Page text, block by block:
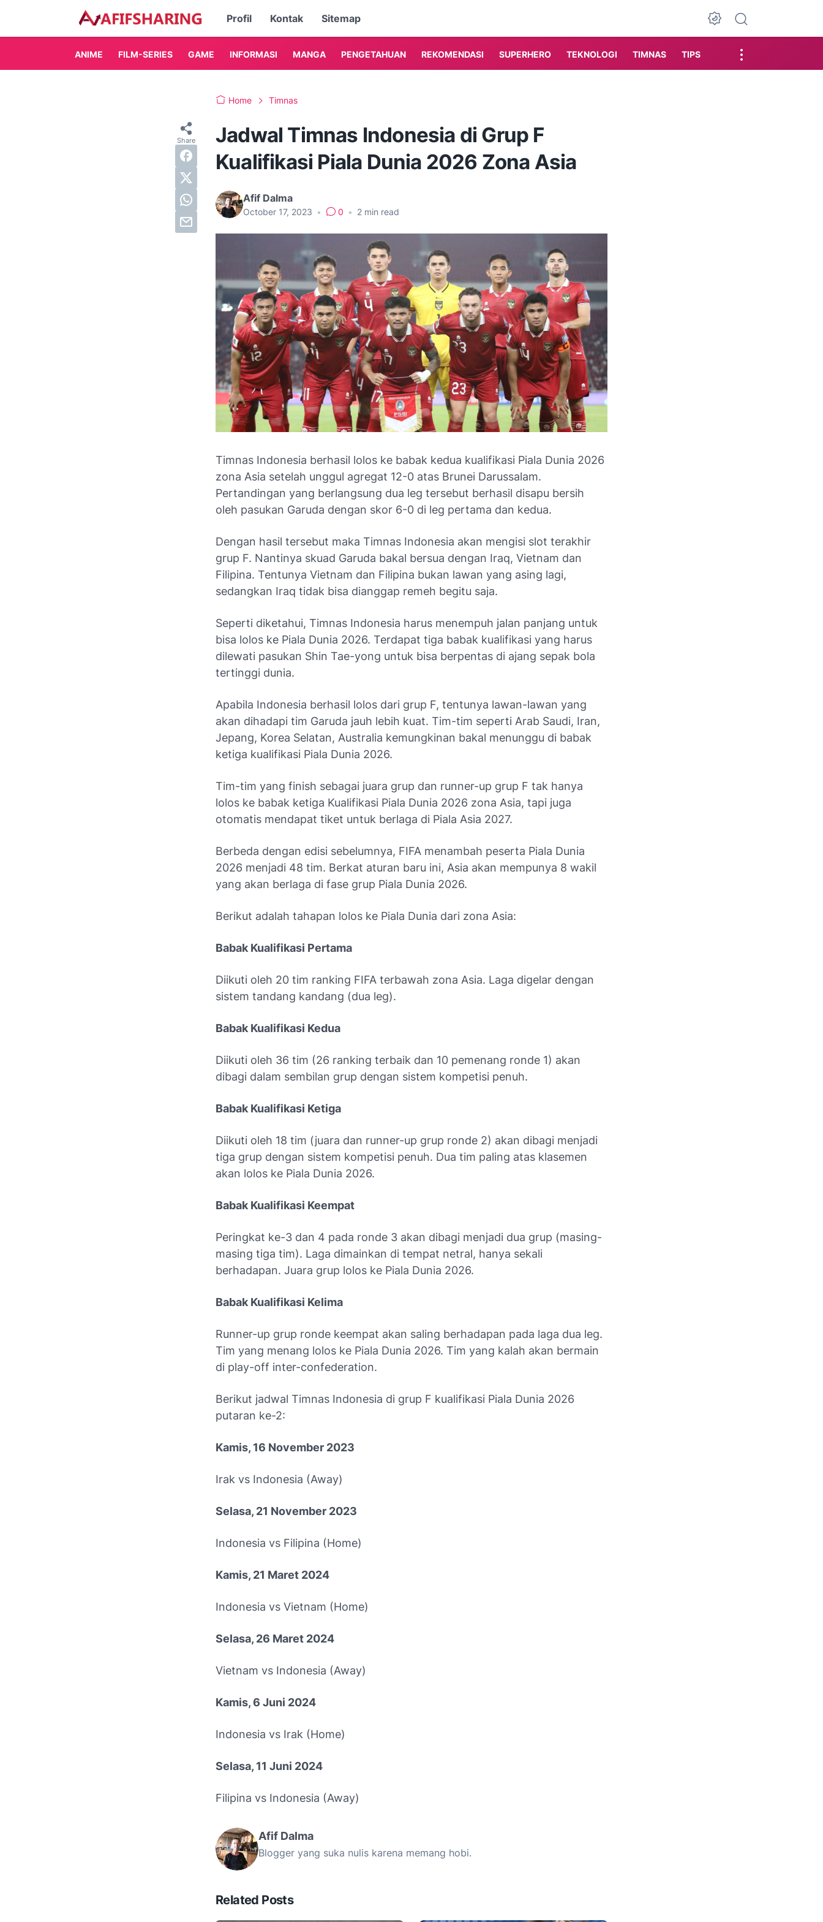
Profil Kontak Sitemap
Dark Mode
ANIME FILM-SERIES GAME INFORMASI MANGA PENGETAHUAN REKOMENDASI SUPERHERO TEKNOLOGI TIMNAS TIPS
Home Timnas
Jadwal Timnas Indonesia di Grup F
Kualifikasi Piala Dunia 2026 Zona Asia
Afif Dalma
October 17, 2023 • 0 • 2 min read
Timnas Indonesia berhasil lolos ke babak kedua kualifikasi Piala Dunia 2026
zona Asia setelah unggul agregat 12-0 atas Brunei Darussalam.
Pertandingan yang berlangsung dua leg tersebut berhasil disapu bersih
oleh pasukan Garuda dengan skor 6-0 di leg pertama dan kedua.
Dengan hasil tersebut maka Timnas Indonesia akan mengisi slot terakhir
grup F. Nantinya skuad Garuda bakal bersua dengan Iraq, Vietnam dan
Filipina. Tentunya Vietnam dan Filipina bukan lawan yang asing lagi,
sedangkan Iraq tidak bisa dianggap remeh begitu saja.
Seperti diketahui, Timnas Indonesia harus menempuh jalan panjang untuk
bisa lolos ke Piala Dunia 2026. Terdapat tiga babak kualifikasi yang harus
dilewati pasukan Shin Tae-yong untuk bisa berpentas di ajang sepak bola
tertinggi dunia.
Apabila Indonesia berhasil lolos dari grup F, tentunya lawan-lawan yang
akan dihadapi tim Garuda jauh lebih kuat. Tim-tim seperti Arab Saudi, Iran,
Jepang, Korea Selatan, Australia kemungkinan bakal menunggu di babak
ketiga kualifikasi Piala Dunia 2026.
Tim-tim yang finish sebagai juara grup dan runner-up grup F tak hanya
lolos ke babak ketiga Kualifikasi Piala Dunia 2026 zona Asia, tapi juga
otomatis mendapat tiket untuk berlaga di Piala Asia 2027.
Berbeda dengan edisi sebelumnya, FIFA menambah peserta Piala Dunia
2026 menjadi 48 tim. Berkat aturan baru ini, Asia akan mempunya 8 wakil
yang akan berlaga di fase grup Piala Dunia 2026.
Berikut adalah tahapan lolos ke Piala Dunia dari zona Asia:
Babak Kualifikasi Pertama
Diikuti oleh 20 tim ranking FIFA terbawah zona Asia. Laga digelar dengan
sistem tandang kandang (dua leg).
Babak Kualifikasi Kedua
Diikuti oleh 36 tim (26 ranking terbaik dan 10 pemenang ronde 1) akan
dibagi dalam sembilan grup dengan sistem kompetisi penuh.
Babak Kualifikasi Ketiga
Diikuti oleh 18 tim (juara dan runner-up grup ronde 2) akan dibagi menjadi
tiga grup dengan sistem kompetisi penuh. Dua tim paling atas klasemen
akan lolos ke Piala Dunia 2026.
Babak Kualifikasi Keempat
Peringkat ke-3 dan 4 pada ronde 3 akan dibagi menjadi dua grup (masing-
masing tiga tim). Laga dimainkan di tempat netral, hanya sekali
berhadapan. Juara grup lolos ke Piala Dunia 2026.
Babak Kualifikasi Kelima
Runner-up grup ronde keempat akan saling berhadapan pada laga dua leg.
Tim yang menang lolos ke Piala Dunia 2026. Tim yang kalah akan bermain
di play-off inter-confederation.
Berikut jadwal Timnas Indonesia di grup F kualifikasi Piala Dunia 2026
putaran ke-2:
Kamis, 16 November 2023
Irak vs Indonesia (Away)
Selasa, 21 November 2023
Indonesia vs Filipina (Home)
Kamis, 21 Maret 2024
Indonesia vs Vietnam (Home)
Selasa, 26 Maret 2024
Vietnam vs Indonesia (Away)
Kamis, 6 Juni 2024
Indonesia vs Irak (Home)
Selasa, 11 Juni 2024
Filipina vs Indonesia (Away)
Afif Dalma
Blogger yang suka nulis karena memang hobi.
Related Posts